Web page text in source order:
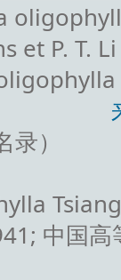
et P. T.
）
中国